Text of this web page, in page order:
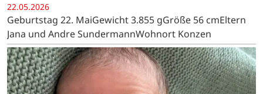
22.05.2026
Geburtstag 22. MaiGewicht 3.855 gGröße 56 cmEltern
Jana und Andre SundermannWohnort Konzen